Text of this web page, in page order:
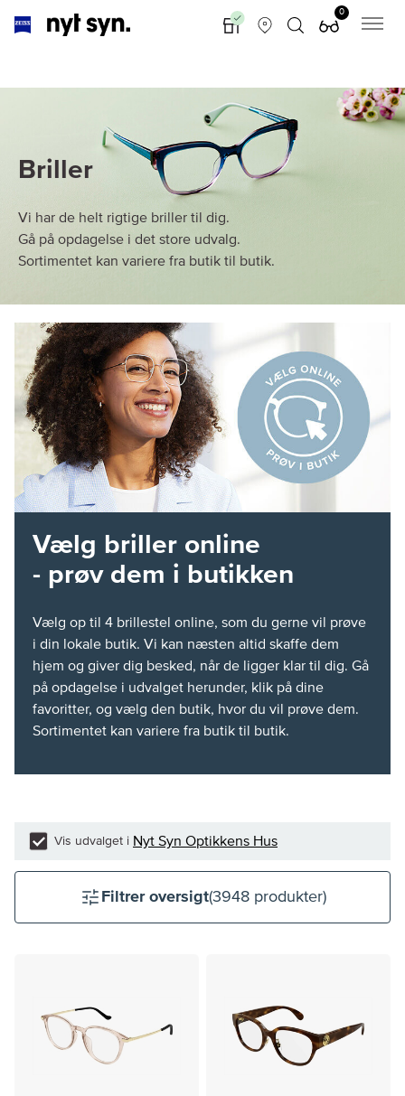
0
Briller
Vi har de helt rigtige briller til dig.
Gå på opdagelse i det store udvalg.
Sortimentet kan variere fra butik til butik.
Vælg briller online
- prøv dem i butikken
Vælg op til 4 brillestel online, som du gerne vil prøve
i din lokale butik. Vi kan næsten altid skaffe dem
hjem og giver dig besked, når de ligger klar til dig. Gå
på opdagelse i udvalget herunder, klik på dine
favoritter, og vælg den butik, hvor du vil prøve dem.
Sortimentet kan variere fra butik til butik.
Vis udvalget i Nyt Syn Optikkens Hus
Filtrer oversigt(3948 produkter)